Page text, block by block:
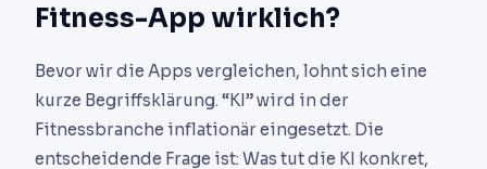
Fitness-App wirklich?
Bevor wir die Apps vergleichen, lohnt sich eine
kurze Begriffsklärung. “KI” wird in der
Fitnessbranche inflationär eingesetzt. Die
entscheidende Frage ist: Was tut die KI konkret,